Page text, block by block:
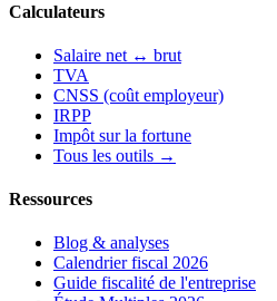
Calculateurs
Salaire net ↔ brut
TVA
CNSS (coût employeur)
IRPP
Impôt sur la fortune
Tous les outils →
Ressources
Blog & analyses
Calendrier fiscal 2026
Guide fiscalité de l'entreprise